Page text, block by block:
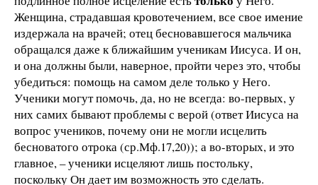
Женщина, страдавшая кровотечением, все свое имение
издержала на врачей; отец бесновавшегося мальчика
обращался даже к ближайшим ученикам Иисуса. И он,
и она должны были, наверное, пройти через это, чтобы
убедиться: помощь на самом деле только у Него.
Ученики могут помочь, да, но не всегда: во-первых, у
них самих бывают проблемы с верой (ответ Иисуса на
вопрос учеников, почему они не могли исцелить
бесноватого отрока (ср.Мф.17,20)); а во-вторых, и это
главное, – ученики исцеляют лишь постольку,
поскольку Он дает им возможность это сделать.